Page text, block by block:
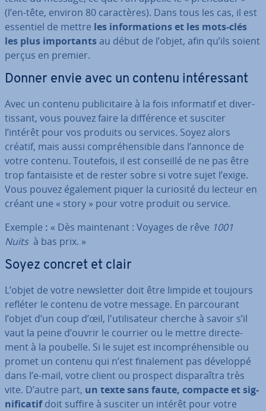
(l’en-tête, environ 80 ca­rac­tères). Dans tous les cas, il est
essentiel de mettre les in­for­ma­tions et les mots-clés
les plus im­por­tantsau début de l’objet, afin qu’ils soient
perçus en premier.
Donner envie avec un contenu in­té­res­sant
Avec un contenu pu­bli­ci­taire à la fois in­for­ma­tif et di­ver­
tis­sant, vous pouvez faire la dif­fé­rence et susciter
l’intérêt pour vos produits ou services. Soyez alors
créatif, mais aussi com­pré­hen­sible dans l’annonce de
votre contenu. Toutefois, il est conseillé de ne pas être
trop fan­tai­siste et de rester sobre si votre sujet l’exige.
Vous pouvez également piquer la curiosité du lecteur en
créant une « story » pour votre produit ou service.
Exemple : « Dès main­te­nant : Voyages de rêve 1001
Nuitsà bas prix. »
Soyez concret et clair
L’objet de votre news­let­ter doit être limpide et toujours
refléter le contenu de votre message. En par­cou­rant
l’objet d’un coup d’œil, l'uti­li­sa­teur cherche à savoir s’il
vaut la peine d’ouvrir le courrier ou le mettre di­rec­te­
ment à la poubelle. Si le sujet est in­com­pré­hen­sible ou
promet un contenu qui n’est fi­na­le­ment pas développé
dans l’e-mail, votre client ou prospect dis­pa­raî­tra très
vite. D’autre part, un texte sans faute, compacte et sig­
ni­fi­ca­tifdoit suffire à susciter un intérêt pour votre